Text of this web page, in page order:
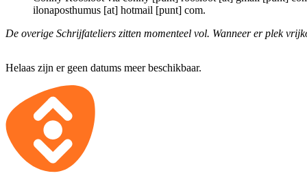
ilonaposthumus [at] hotmail [punt] com.
De overige Schrijfateliers zitten momenteel vol. Wanneer er plek
Helaas zijn er geen datums meer beschikbaar.